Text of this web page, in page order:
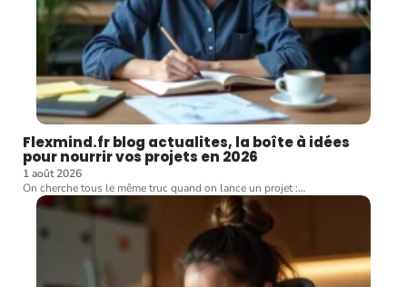
Flexmind.fr blog actualites, la boîte à idées
pour nourrir vos projets en 2026
1 août 2026
On cherche tous le même truc quand on lance un projet :…